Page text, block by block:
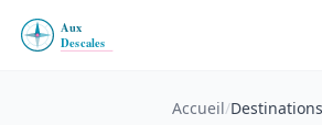
Accueil/Destinations